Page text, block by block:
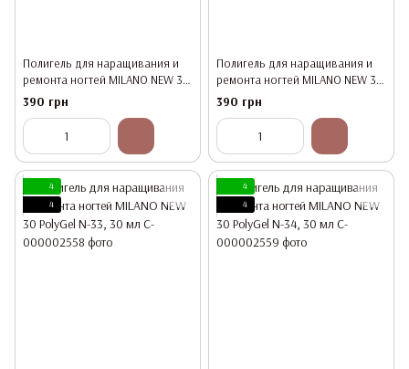
Полигель для наращивания и
ремонта ногтей MILANO NEW 30
PolyGel N-31, 30 мл
390 грн
Полигель для наращивания и
ремонта ногтей MILANO NEW 30
PolyGel N-32, 30 мл
390 грн
4
4
4
4